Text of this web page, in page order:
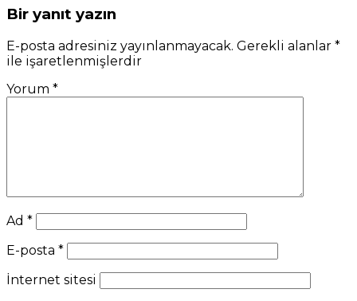
Bir yanıt yazın
E-posta adresiniz yayınlanmayacak. Gerekli alanlar *
ile işaretlenmişlerdir
Yorum *
Ad *
E-posta *
İnternet sitesi